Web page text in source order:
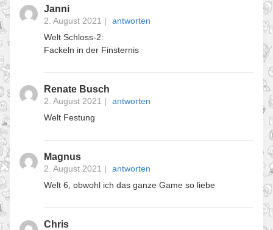
Janni
2. August 2021 |
antworten
Welt Schloss-2:
Fackeln in der Finsternis
Renate Busch
2. August 2021 |
antworten
Welt Festung
Magnus
2. August 2021 |
antworten
Welt 6, obwohl ich das ganze Game so liebe
Chris